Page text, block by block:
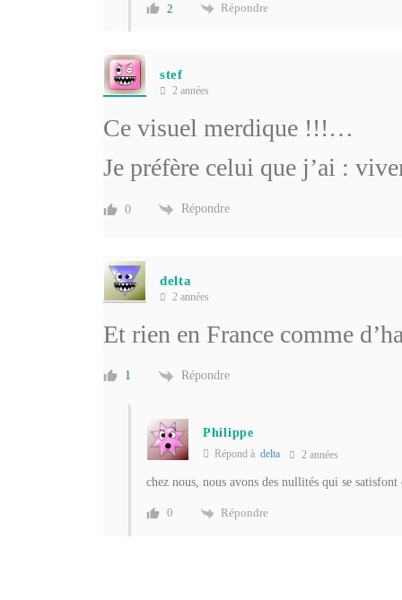
2 Répondre
stef
2 années
Ce visuel merdique !!!…
Je préfère celui que j’ai :
0 Répondre
delta
2 années
Et rien en France comme
1 Répondre
Philippe
Répond à delta 2 années
chez nous, nous avons des nullités qui se satisfont
0 Répondre